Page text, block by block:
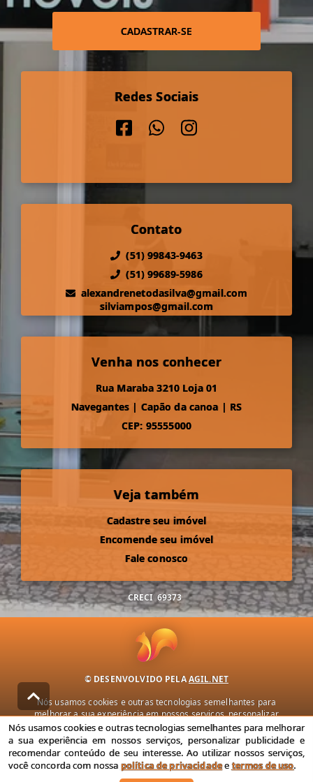
CADASTRAR-SE
Redes Sociais
Contato
(51) 99843-9463
(51) 99689-5986
alexandrenetodasilva@gmail.com
silviampos@gmail.com
Venha nos conhecer
Rua Maraba 3210 Loja 01
Navegantes | Capão da canoa | RS
CEP: 95555000
Veja também
Cadastre seu imóvel
Encomende seu imóvel
Fale conosco
CRECI 69373
© DESENVOLVIDO PELAAGIL.NET
Nós usamos cookies e outras tecnologias semelhantes para
melhorar a sua experiência em nossos serviços, personalizar
publicidade e recomendar conteúdo de seu interesse. Ao utilizar
nossos serviços, você concorda com nossa política de privacidade e
termos de uso.
Política de Privacidade Termos de uso
Nós usamos cookies e outras tecnologias semelhantes para melhorar
a sua experiência em nossos serviços, personalizar publicidade e
recomendar conteúdo de seu interesse. Ao utilizar nossos serviços,
você concorda com nossa política de privacidadeetermos de uso.